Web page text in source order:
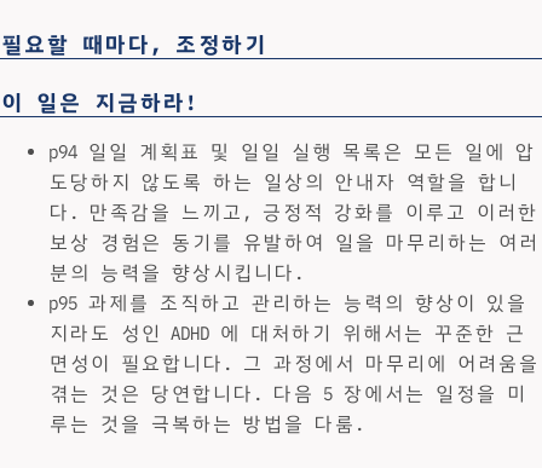
필요할 때마다, 조정하기
이 일은 지금하라!
p94 일일 계획표 및 일일 실행 목록은 모든 일에 압
도당하지 않도록 하는 일상의 안내자 역할을 합니
다. 만족감을 느끼고, 긍정적 강화를 이루고 이러한
보상 경험은 동기를 유발하여 일을 마무리하는 여러
분의 능력을 향상시킵니다.
p95 과제를 조직하고 관리하는 능력의 향상이 있을
지라도 성인 ADHD 에 대처하기 위해서는 꾸준한 근
면성이 필요합니다. 그 과정에서 마무리에 어려움을
겪는 것은 당연합니다. 다음 5 장에서는 일정을 미
루는 것을 극복하는 방법을 다룸.